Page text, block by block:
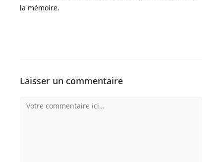
la mémoire.
Laisser un commentaire